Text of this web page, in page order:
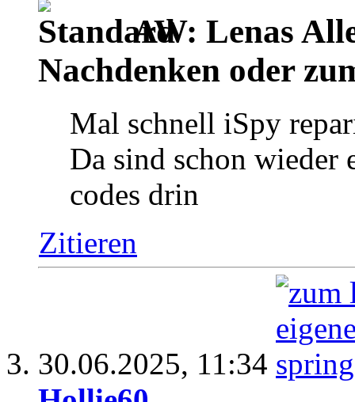
AW: Lenas
Nachdenken oder
Mal schnell iSpy
Da sind schon wieder
codes drin
Zitieren
30.06.2025, 11:34